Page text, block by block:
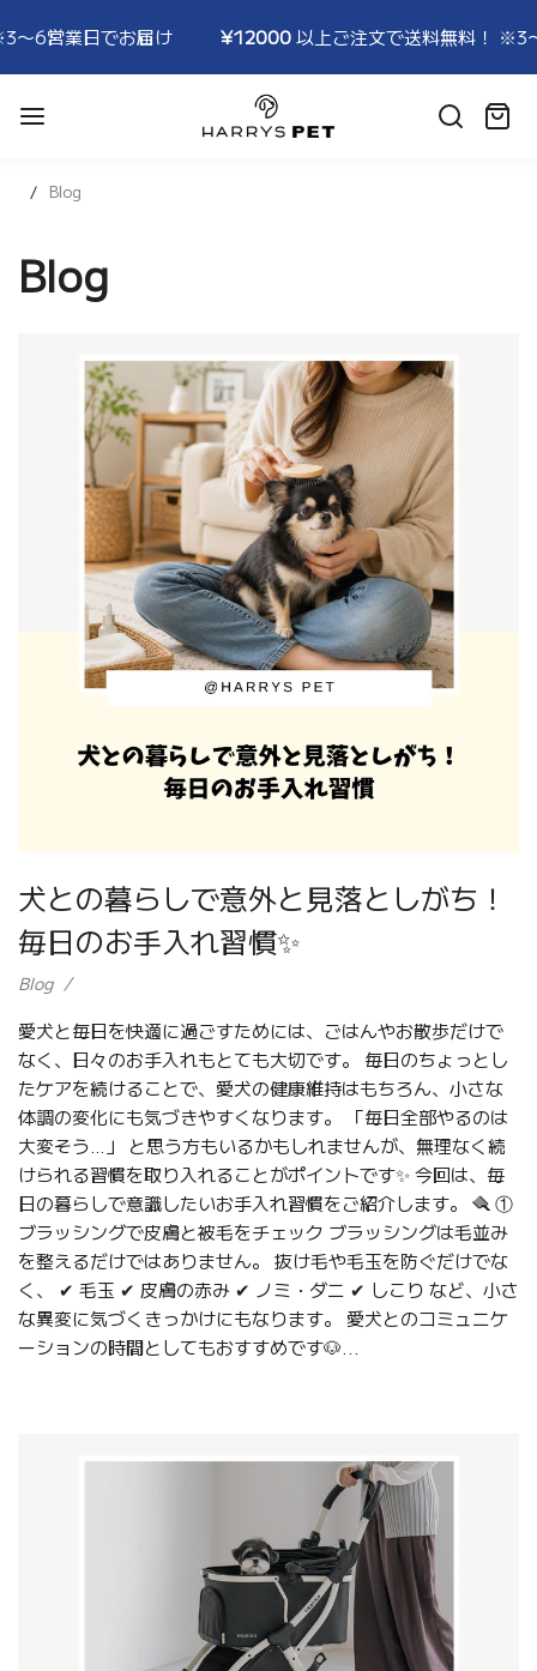
業日でお届け ¥12000以上ご注文で送料無料！ ※3〜6営
HARRYSPET
カ
Blog
Blog
犬との暮らしで意外と見落としがち！
毎日のお手入れ習慣✨
Blog
愛犬と毎日を快適に過ごすためには、ごはんやお散歩だけで
なく、日々のお手入れもとても大切です。 毎日のちょっとし
たケアを続けることで、愛犬の健康維持はもちろん、小さな
体調の変化にも気づきやすくなります。 「毎日全部やるのは
大変そう…」 と思う方もいるかもしれませんが、無理なく続
けられる習慣を取り入れることがポイントです✨ 今回は、毎
日の暮らしで意識したいお手入れ習慣をご紹介します。 🪮 ①
ブラッシングで皮膚と被毛をチェック ブラッシングは毛並み
を整えるだけではありません。 抜け毛や毛玉を防ぐだけでな
く、 ✔ 毛玉 ✔ 皮膚の赤み ✔ ノミ・ダニ ✔ しこり など、小さ
な異変に気づくきっかけにもなります。 愛犬とのコミュニケ
ーションの時間としてもおすすめです🐶...